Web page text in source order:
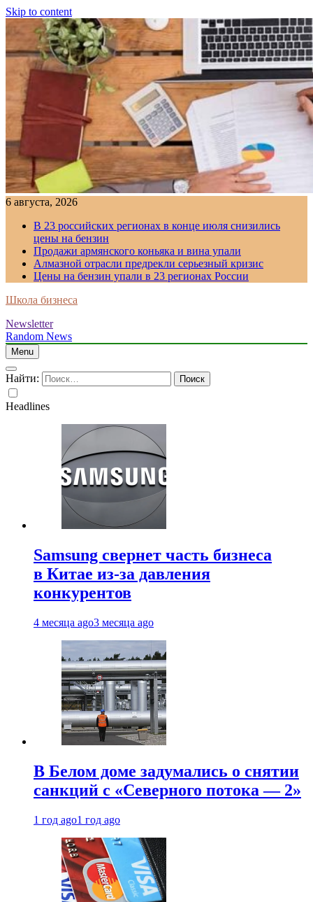
Skip to content
6 августа, 2026
В 23 российских регионах в конце июля снизились
цены на бензин
Продажи армянского коньяка и вина упали
Алмазной отрасли предрекли серьезный кризис
Цены на бензин упали в 23 регионах России
Школа бизнеса
Newsletter
Random News
Menu
Найти:
Headlines
Samsung свернет часть бизнеса
в Китае из-за давления
конкурентов
4 месяца ago3 месяца ago
В Белом доме задумались о снятии
санкций с «Северного потока — 2»
1 год ago1 год ago